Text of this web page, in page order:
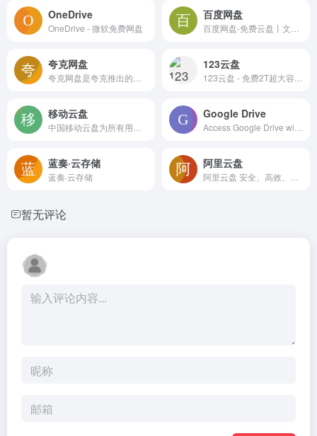
OneDrive
OneDrive - 微软免费网盘
百度网盘
夸克网盘 123云盘
移动云盘 Google Drive
蓝奏·云存储
蓝奏·云存储
阿里云盘
暂无评论